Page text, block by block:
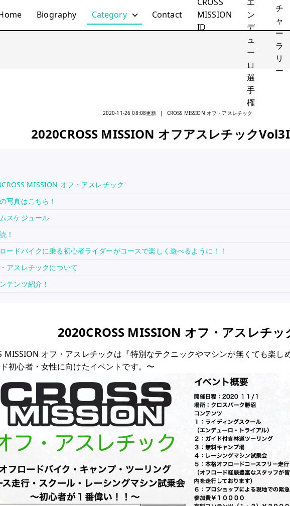
Biography Category
All
ライディングスクール
その他
Contact
MISSION
ID
ン
デ
ュ
ー
ロ
選
手
権
チ
ャ
ー
ラ
リ
ー
2020-11-26 08:08更新 | CROSS MISSION オフ・アスレチック
2020CROSS MISSION オフアスレチック
MISSION オフ・アスレチック
写真はこちら！
スケジュール
！
ードバイクに乗る初心者ライダーがコースで楽しく遊べるように！！
アスレチックについて
テンツ紹介！
2020CROSS MISSION オフ・アスレチッ
MISSION オフ・アスレチックは『特別なテクニックやマシンが無くても楽し
初心者・女性に向けたイベントです。〜